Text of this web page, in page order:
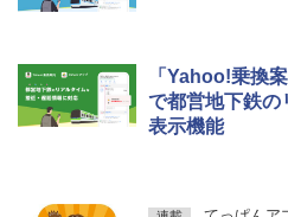
「Yahoo!乗換
で都営地下鉄の
表示機能